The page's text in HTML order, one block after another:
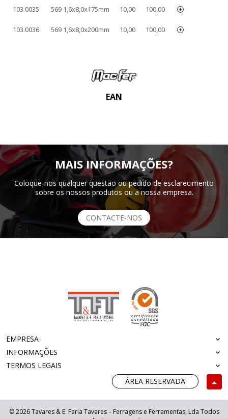
103.0035 569 1,6x8,0x175mm 10,00 100,00
103.0036 569 1,6x8,0x200mm 10,00 100,00
EAN
MAIS INFORMAÇÕES?
Coloque-nos qualquer questão ou pedido de esclarecimento
sobre os nossos produtos ou a nossa empresa.
CONTACTE-NOS
EMPRESA
INFORMAÇÕES
TERMOS LEGAIS
ÁREA RESERVADA
© 2026 Tavares & E. Faria Tavares – Ferragens e Ferramentas, Lda Todos